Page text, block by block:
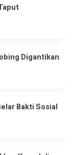
Digantikan
Bakti Sosial